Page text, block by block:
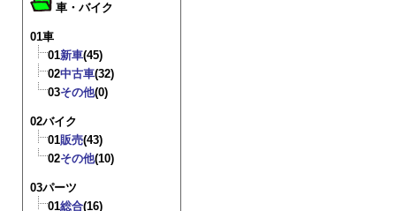
車・バイク
01車
01新車(45)
02中古車(32)
03その他(0)
02バイク
01販売(43)
02その他(10)
03パーツ
01総合(16)